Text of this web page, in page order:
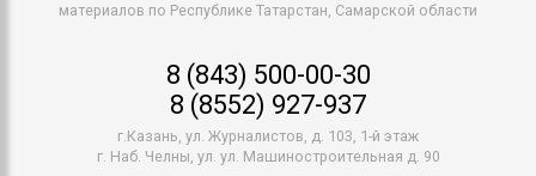
материалов по Республике Татарстан, Самарской области
8 (843) 500-00-30
8 (8552) 927-937
г.Казань, ул. Журналистов, д. 103, 1-й этаж
г. Наб. Челны, ул. ул. Машиностроительная д. 90